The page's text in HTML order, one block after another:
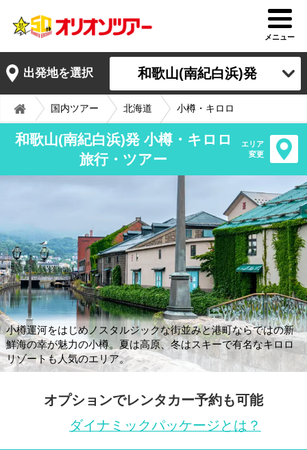
メニュー
出発地を選択 和歌山(南紀白浜)発
国内ツアー 北海道 小樽・キロロ
和歌山(南紀白浜)発 小樽・キロロ
旅行・ツアー
エリア
変更
小樽運河をはじめノスタルジックな街並みと港町ならではの新
鮮海の幸が魅力の小樽。夏は高原、冬はスキーで有名なキロロ
リゾートも人気のエリア。
オプションでレンタカー予約も可能
ダイナミックパッケージとは？